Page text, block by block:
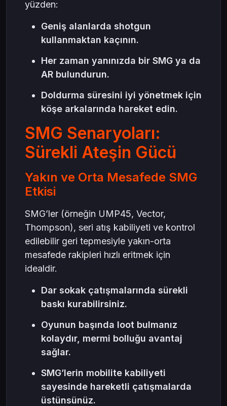
yüzden:
Geniş alanlarda shotgun
kullanmaktan kaçının.
Her zaman yanınızda bir SMG ya da
AR bulundurun.
Doldurma süresini iyi yönetmek için
köşe arkalarında hareket edin.
SMG Senaryoları:
Sürekli Ateşin Gücü
Yakın ve Orta Mesafede SMG
Etkisi
SMG’ler (örneğin UMP45, Vector,
Thompson), seri atış kabiliyeti ve kontrol
edilebilir geri tepmesiyle yakın-orta
mesafede rakipleri hızlı eritmek için
idealdir.
Dar sokak çatışmalarında sürekli
baskı kurabilirsiniz.
Oyunun başında loot bulmanız
kolaydır, mermi bolluğu avantaj
sağlar.
SMG’lerin mobilite kabiliyeti
sayesinde hareketli çatışmalarda
üstünsünüz.